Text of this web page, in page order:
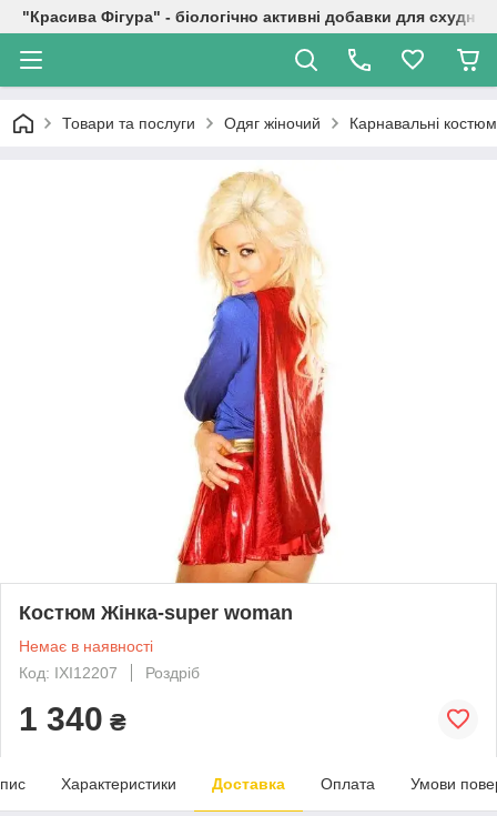
"Красива Фігура" - біологічно активні добавки для
Товари та послуги Одяг жіночий Карнавальні
Костюм Жінка-super woman
Немає в наявності
Код: IXI12207
Роздріб
1 340 ₴
Характеристики Доставка Оплата Умови